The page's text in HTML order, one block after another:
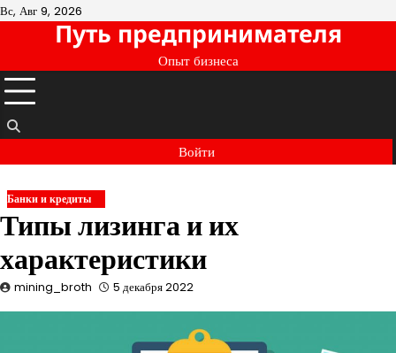
Перейти
содержимому
Вс, Авг 9, 2026
Путь предпринимателя
Опыт бизнеса
Войти
Банки и кредиты
Типы лизинга и их
характеристики
mining_broth 5 декабря 2022